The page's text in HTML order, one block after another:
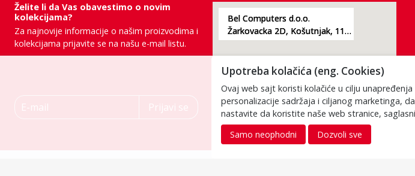
Želite li da Vas obavestimo o novim
kolekcijama?
Za najnovije informacije o našim proizvodima i
kolekcijama prijavite se na našu e-mail listu.
E-mail Prijavi se
Bel Computers d.o.o.
Žarkovacka 2D, Košutnjak, 11000, Beograd
Upotreba kolačića (eng. Cookies)
Ovaj web sajt koristi kolačiće u cilju
personalizacije sadržaja i ciljanog marketinga,
nastavite da koristite naše web stranice,
Samo neophodni
Dozvoli sve